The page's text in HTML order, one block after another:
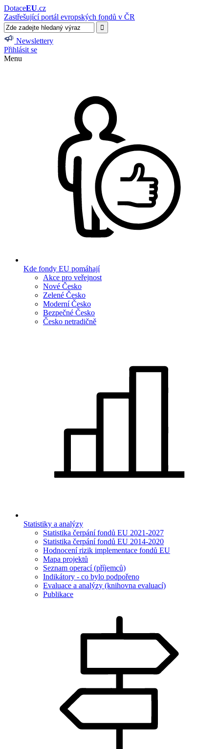
DotaceEU.cz
Zastřešující portál evropských fondů v ČR
Newslettery
Přihlásit se
Menu
Kde fondy EU pomáhají
Akce pro veřejnost
Nové Česko
Zelené Česko
Moderní Česko
Bezpečné Česko
Česko netradičně
Statistiky a analýzy
Statistika čerpání fondů EU 2021-2027
Statistika čerpání fondů EU 2014-2020
Hodnocení rizik implementace fondů EU
Mapa projektů
Seznam operací (příjemců)
Indikátory - co bylo podpořeno
Evaluace a analýzy (knihovna evaluací)
Publikace